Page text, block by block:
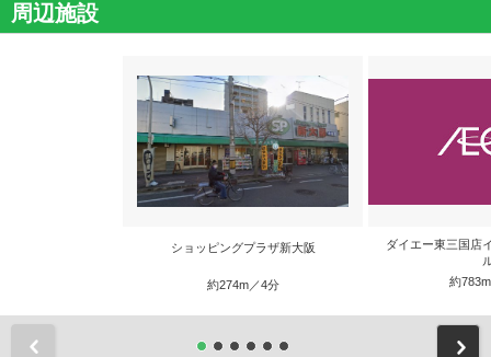
周辺施設
ショッピングプラザ新大阪
約274m／4分
ダイエー東三国店
約